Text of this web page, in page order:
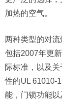
加热的空气。
两种类型的对
包括2007年更
际标准，以及
性的UL 61010-
能，门锁功能